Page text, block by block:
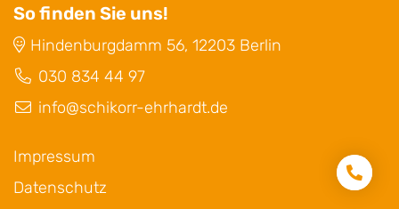
So finden Sie uns!
Hindenburgdamm 56, 12203 Berlin
030 834 44 97
info@schikorr-ehrhardt.de
Impressum
Datenschutz